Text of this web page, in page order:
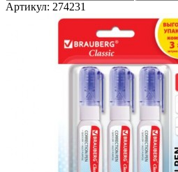
Артикул: 274231